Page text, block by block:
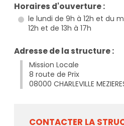
Horaires d'ouverture :
le lundi de 9h à 12h et du
12h et de 13h à 17h
Adresse de la structure :
Mission Locale
8 route de Prix
08000 CHARLEVILLE
CONTACTER LA